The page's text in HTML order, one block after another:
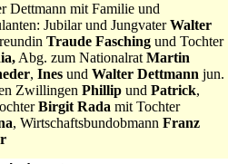
Dettmann mit Familie und
Jubilar und JungvaterWalter
Traude Fasching und Tochter
Abg. zum Nationalrat Martin
, Ines und Walter Dettmann jun.
Zwillingen Phillip und Patrick,
Birgit Rada mit Tochter
, Wirtschaftsbundobmann Franz